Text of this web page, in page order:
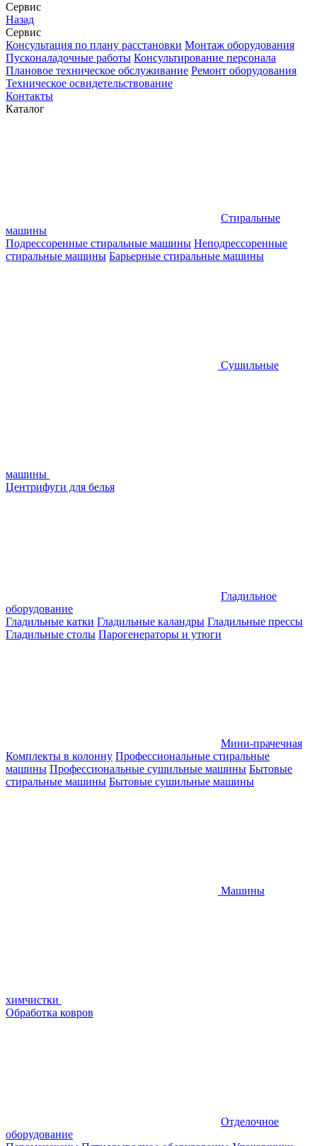
Сервис
Назад
Сервис
Конcультация по плану расстановки Монтаж оборудования
Пусконаладочные работы Консультирование персонала
Плановое техническое обслуживание Ремонт оборудования
Техническое освидетельствование
Контакты
Каталог
Стиральные
машины
Подрессоренные стиральные машины Неподрессоренные
стиральные машины Барьерные стиральные машины
Сушильные
машины
Центрифуги для белья
Гладильное
оборудование
Гладильные катки Гладильные каландры Гладильные прессы
Гладильные столы Парогенераторы и утюги
Мини-прачечная
Комплекты в колонну Профессиональные стиральные
машины Профессиональные сушильные машины Бытовые
стиральные машины Бытовые сушильные машины
Машины
химчистки
Обработка ковров
Отделочное
оборудование